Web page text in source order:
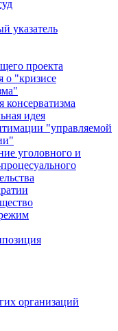
указатель
проекта
о "кризисе
консерватизма
идея
"управляемой
уголовного и
организаций